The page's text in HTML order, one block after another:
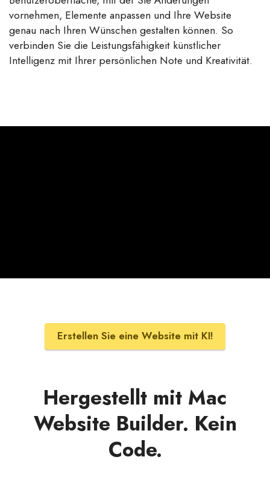
vornehmen, Elemente anpassen und Ihre Website
genau nach Ihren Wünschen gestalten können. So
verbinden Sie die Leistungsfähigkeit künstlicher
Intelligenz mit Ihrer persönlichen Note und Kreativität.
Erstellen Sie eine Website mit KI!
Hergestellt mit Mac
Website Builder. Kein
Code.